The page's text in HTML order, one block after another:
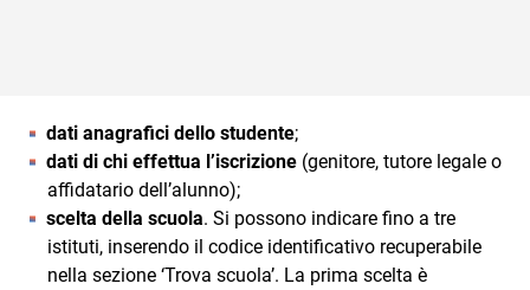
dati anagrafici dello studente;
dati di chi effettua l’iscrizione (genitore, tutore legale o
affidatario dell’alunno);
scelta della scuola. Si possono indicare fino a tre
istituti, inserendo il codice identificativo recuperabile
nella sezione ‘Trova scuola’. La prima scelta è